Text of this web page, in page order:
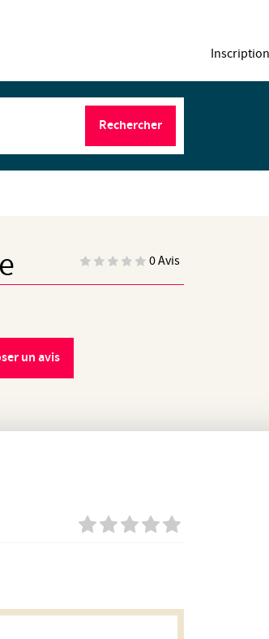
Inscription
Rechercher
0 Avis
un avis